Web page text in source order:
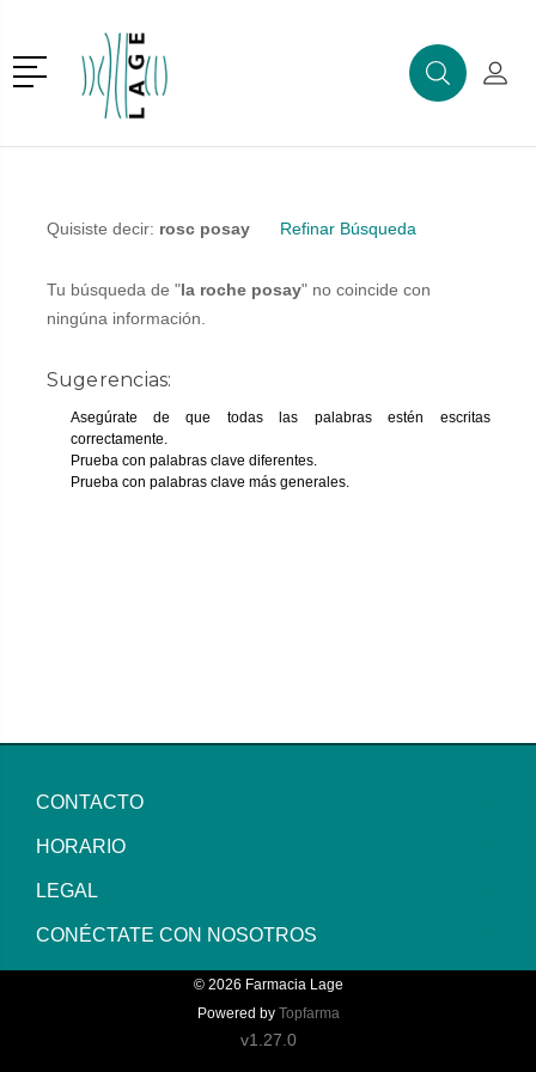
Menú
BuscarMi
Quisiste decir: rosc posay Refinar Búsqueda
Tu búsqueda de "la roche posay" no coincide con
ningúna información.
Sugerencias:
Asegúrate de que todas las palabras estén escritas
correctamente.
Prueba con palabras clave diferentes.
Prueba con palabras clave más generales.
CONTACTO
HORARIO
LEGAL
CONÉCTATE CON NOSOTROS
© 2026 Farmacia Lage
Powered by Topfarma
v1.27.0